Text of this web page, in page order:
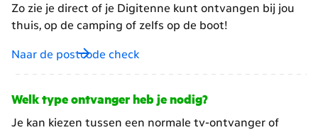
Zo zie je direct of je Digitenne kunt ontvangen bij jou
thuis, op de camping of zelfs op de boot!
Naar de postcode check
Welk type ontvanger heb je nodig?
Je kan kiezen tussen een normale tv-ontvanger of